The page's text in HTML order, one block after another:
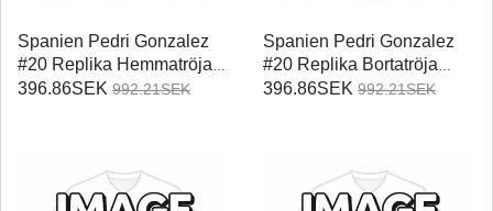
Spanien Pedri Gonzalez
#20 Replika Hemmatröja
Damer VM 2026
396.86SEK 992.21SEK
Spanien Pedri Gonzalez
#20 Replika Bortatröja
Damer VM 2026
396.86SEK 992.21SEK